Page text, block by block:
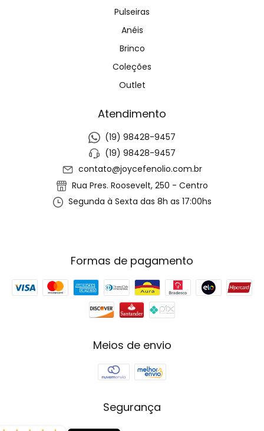
Pulseiras
Anéis
Brinco
Coleções
Outlet
Atendimento
(19) 98428-9457
(19) 98428-9457
contato@joycefenolio.com.br
Rua Pres. Roosevelt, 250 - Centro
Segunda à Sexta das 8h as 17:00hs
Formas de pagamento
Meios de envio
Segurança